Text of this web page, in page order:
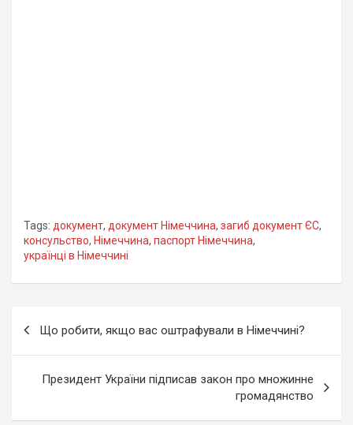
Tags: документ, документ Німеччина, загиб документ ЄС,
консульство, Німеччина, паспорт Німеччина,
українці в Німеччині
записів
Що робити, якщо вас оштрафували в Німеччині?
Президент України підписав закон про множинне
громадянство